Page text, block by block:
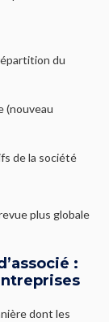
du
(nouveau
de la société
plus globale
:
dont les